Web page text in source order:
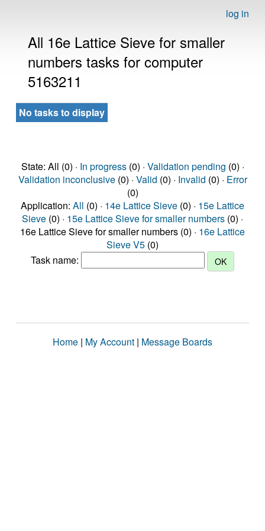
log in
All 16e Lattice Sieve for smaller
numbers tasks for computer
5163211
No tasks to display
State: All (0) · In progress(0) · Validation pending (0) ·
Validation inconclusive(0) · Valid (0) · Invalid (0) · Error
(0)
Application: All (0) · 14e Lattice Sieve (0) · 15e Lattice
Sieve (0) · 15e Lattice Sieve for smaller numbers (0) ·
16e Lattice Sieve for smaller numbers (0) · 16e Lattice
Sieve V5 (0)
Task name:
Home | My Account | Message Boards